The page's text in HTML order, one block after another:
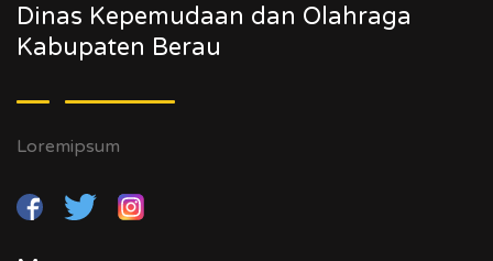
Dinas Kepemudaan dan Olahraga
Kabupaten Berau
Loremipsum